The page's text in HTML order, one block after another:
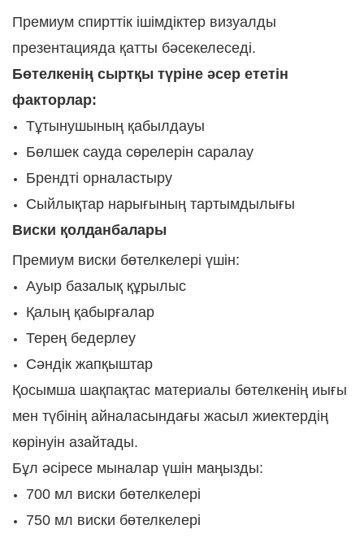
Премиум спирттік ішімдіктер визуалды
презентацияда қатты бәсекелеседі.
Бөтелкенің сыртқы түріне әсер ететін
факторлар:
Тұтынушының қабылдауы
Бөлшек сауда сөрелерін саралау
Брендті орналастыру
Сыйлықтар нарығының тартымдылығы
Виски қолданбалары
Премиум виски бөтелкелері үшін:
Ауыр базалық құрылыс
Қалың қабырғалар
Терең бедерлеу
Сәндік жапқыштар
Қосымша шақпақтас материалы бөтелкенің иығы
мен түбінің айналасындағы жасыл жиектердің
көрінуін азайтады.
Бұл әсіресе мыналар үшін маңызды:
700 мл виски бөтелкелері
750 мл виски бөтелкелері